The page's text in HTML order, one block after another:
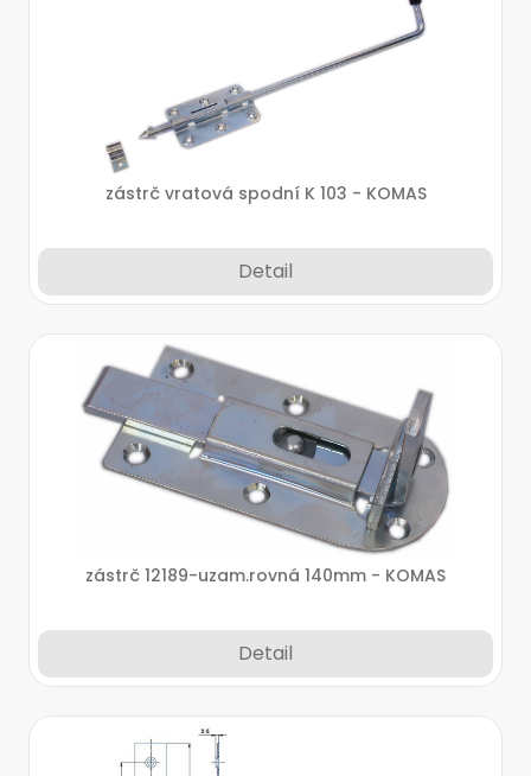
zástrč vratová spodní K 103 - KOMAS
Detail
zástrč 12189-uzam.rovná 140mm - KOMAS
Detail